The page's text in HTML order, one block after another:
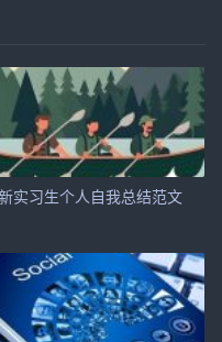
部通讯平台，信息的传
确率也大幅提升。
细化管理，全年节约成
中仍存在一些问题和不
实习生个人自我总结范文